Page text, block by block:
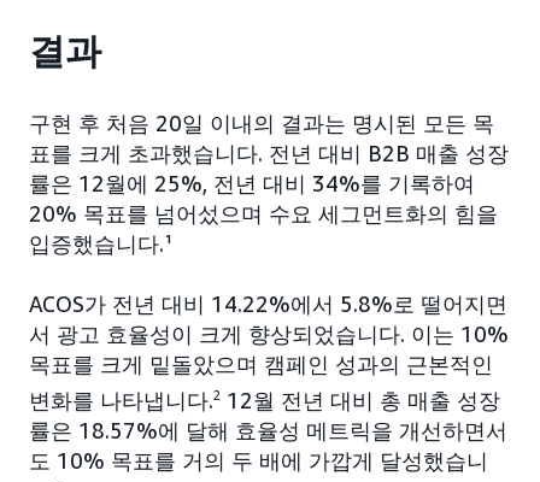
결과
구현 후 처음 20일 이내의 결과는 명시된 모든 목
표를 크게 초과했습니다. 전년 대비 B2B 매출 성장
률은 12월에 25%, 전년 대비 34%를 기록하여
20% 목표를 넘어섰으며 수요 세그먼트화의 힘을
입증했습니다.¹
ACOS가 전년 대비 14.22%에서 5.8%로 떨어지면
서 광고 효율성이 크게 향상되었습니다. 이는 10%
목표를 크게 밑돌았으며 캠페인 성과의 근본적인
변화를 나타냅니다.2 12월 전년 대비 총 매출 성장
률은 18.57%에 달해 효율성 메트릭을 개선하면서
도 10% 목표를 거의 두 배에 가깝게 달성했습니